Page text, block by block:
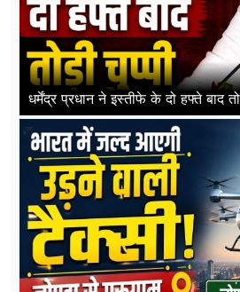
धर्मेंद्र प्रधान ने इस्तीफे के दो हफ्ते बाद